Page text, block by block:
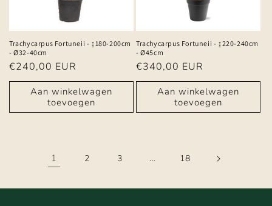
Trachycarpus Fortuneii - ↨180-200cm
- Ø32-40cm
Normale
prijs
€240,00 EUR
Aan winkelwagen
toevoegen
Trachycarpus Fortuneii - ↨220-240cm
- Ø45cm
Normale
prijs
€340,00 EUR
Aan winkelwagen
toevoegen
1 2 3 … 18